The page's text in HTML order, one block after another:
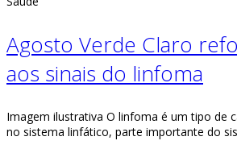
Agosto Verde Claro
aos sinais do linfoma
Imagem ilustrativa O linfoma é um tipo de
no sistema linfático, parte importante do